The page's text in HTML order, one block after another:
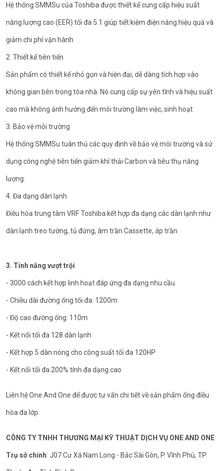
Hệ thống SMMSu của Toshiba được thiết kế cung cấp hiệu suất
năng lượng cao (EER) tối đa 5.1 giúp tiết kiệm điện năng hiệu quả và
giảm chi phí vận hành
2. Thiết kế tiên tiến
Sản phẩm có thiết kế nhỏ gọn và hiện đại, dễ dàng tích hợp vào
không gian bên trong tòa nhà. Nó cung cấp sự yên tĩnh và hiệu suất
cao mà không ảnh hưởng đến môi trường làm việc, sinh hoạt
3. Bảo vệ môi trường
Hệ thống SMMSu tuân thủ các quy định về bảo vệ môi trường và sử
dụng công nghệ tiên tiến giảm khí thải Carbon và tiêu thụ năng
lượng.
4. Đa dạng dàn lạnh
Điều hòa trung tâm VRF Toshiba kết hợp đa dạng các dàn lạnh như
dàn lạnh treo tường, tủ đứng, âm trần Cassette, áp trần
3. Tính năng vượt trội
- 3000 cách kết hợp linh hoạt đáp ứng đa dạng nhu cầu.
- Chiều dài đường ống tối đa: 1200m
- Độ cao đường ống: 110m
- Kết nối tối đa 128 dàn lạnh
- Kết hợp 5 dàn nóng cho công suất tối đa 120HP
- Kết nối tối đa 200% tính đa dạng cao
Liên hệ One And One để được tư vấn chi tiết về sản phẩm ống điều
hòa đa lớp.
CÔNG TY TNHH THƯƠNG MẠI KỸ THUẬT DỊCH VỤ ONE AND ONE
Trụ sở chính: J07 Cư Xá Nam Long - Bắc Sài Gòn, P. Vĩnh Phú, TP.